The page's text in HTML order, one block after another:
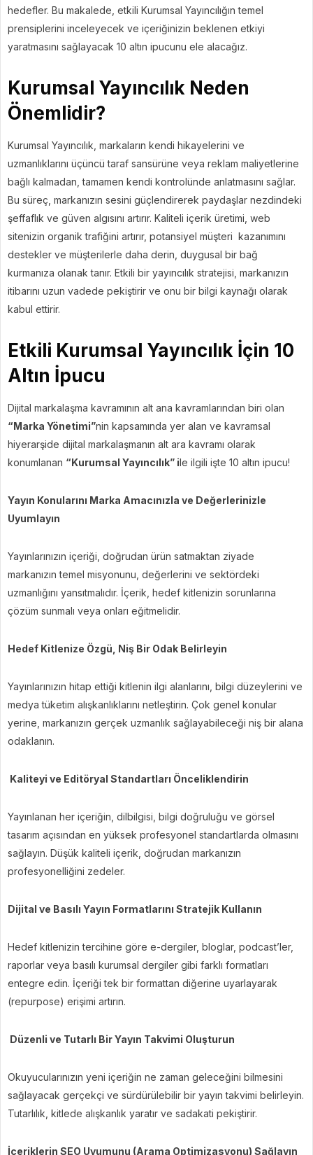
hedefler. Bu makalede, etkili Kurumsal Yayıncılığın temel
prensiplerini inceleyecek ve içeriğinizin beklenen etkiyi
yaratmasını sağlayacak 10 altın ipucunu ele alacağız.
Kurumsal Yayıncılık Neden
Önemlidir?
Kurumsal Yayıncılık, markaların kendi hikayelerini ve
uzmanlıklarını üçüncü taraf sansürüne veya reklam maliyetlerine
bağlı kalmadan, tamamen kendi kontrolünde anlatmasını sağlar.
Bu süreç, markanızın sesini güçlendirerek paydaşlar nezdindeki
şeffaflık ve güven algısını artırır. Kaliteli içerik üretimi, web
sitenizin organik trafiğini artırır, potansiyel müşteri kazanımını
destekler ve müşterilerle daha derin, duygusal bir bağ
kurmanıza olanak tanır. Etkili bir yayıncılık stratejisi, markanızın
itibarını uzun vadede pekiştirir ve onu bir bilgi kaynağı olarak
kabul ettirir.
Etkili Kurumsal Yayıncılık İçin 10
Altın İpucu
Dijital markalaşma kavramının alt ana kavramlarından biri olan
“Marka Yönetimi”nin kapsamında yer alan ve kavramsal
hiyerarşide dijital markalaşmanın alt ara kavramı olarak
konumlanan “Kurumsal Yayıncılık” ile ilgili işte 10 altın ipucu!
Yayın Konularını Marka Amacınızla ve Değerlerinizle
Uyumlayın
Yayınlarınızın içeriği, doğrudan ürün satmaktan ziyade
markanızın temel misyonunu, değerlerini ve sektördeki
uzmanlığını yansıtmalıdır. İçerik, hedef kitlenizin sorunlarına
çözüm sunmalı veya onları eğitmelidir.
Hedef Kitlenize Özgü, Niş Bir Odak Belirleyin
Yayınlarınızın hitap ettiği kitlenin ilgi alanlarını, bilgi düzeylerini ve
medya tüketim alışkanlıklarını netleştirin. Çok genel konular
yerine, markanızın gerçek uzmanlık sağlayabileceği niş bir alana
odaklanın.
Kaliteyi ve Editöryal Standartları Önceliklendirin
Yayınlanan her içeriğin, dilbilgisi, bilgi doğruluğu ve görsel
tasarım açısından en yüksek profesyonel standartlarda olmasını
sağlayın. Düşük kaliteli içerik, doğrudan markanızın
profesyonelliğini zedeler.
Dijital ve Basılı Yayın Formatlarını Stratejik Kullanın
Hedef kitlenizin tercihine göre e-dergiler, bloglar, podcast’ler,
raporlar veya basılı kurumsal dergiler gibi farklı formatları
entegre edin. İçeriği tek bir formattan diğerine uyarlayarak
(repurpose) erişimi artırın.
Düzenli ve Tutarlı Bir Yayın Takvimi Oluşturun
Okuyucularınızın yeni içeriğin ne zaman geleceğini bilmesini
sağlayacak gerçekçi ve sürdürülebilir bir yayın takvimi belirleyin.
Tutarlılık, kitlede alışkanlık yaratır ve sadakati pekiştirir.
İçeriklerin SEO Uyumunu (Arama Optimizasyonu) Sağlayın